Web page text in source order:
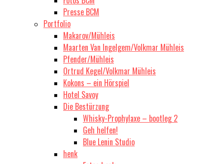
Presse BCM
Portfolio
Makarov/Mühleis
Maarten Van Ingelgem/Volkmar Mühleis
Pfender/Mühleis
Ortrud Kegel/Volkmar Mühleis
Kokons – ein Hörspiel
Hotel Savoy
Die Bestürzung
Whisky-Prophylaxe – bootleg 2
Geh helfen!
Blue Lenin Studio
henk